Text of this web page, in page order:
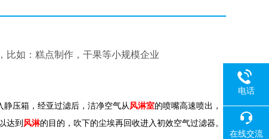
比如：糕点制作，干果等小规模企业
静压箱，经亚过滤后，洁净空气从 风淋室的喷嘴高速喷出，
达到 风淋的目的，吹下的尘埃再回收进入初效空气过滤器。
电话
在线交流